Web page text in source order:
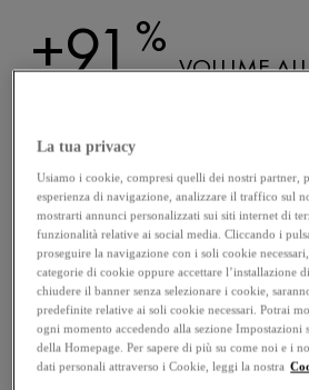
+91%
VOLUME
+91 CAPELLI
+88% FIBRA
INSPESSITA*
*Test di autovalutazione. 148 donne, dopo 6
gamma completa Densi-Solutions
La tua privacy
Usiamo i cookie, compresi quelli dei nostri partner,
esperienza di navigazione, analizzare il traffico sul
mostrarti annunci personalizzati sui siti internet di
funzionalità relative ai social media. Cliccando i
proseguire la navigazione con i soli cookie
categorie di cookie oppure accettare l’installazione
chiudere il banner senza selezionare i cookie,
predefinite relative ai soli cookie necessari. Potrai
ogni momento accedendo alla sezione Impostazioni
della Homepage. Per sapere di più su come noi e i
dati personali attraverso i Cookie, leggi la nostra